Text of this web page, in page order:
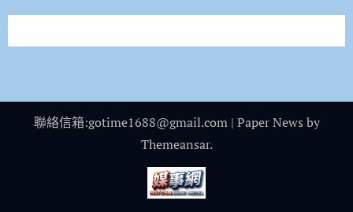
聯絡信箱:gotime1688@gmail.com | Paper News by
Themeansar.